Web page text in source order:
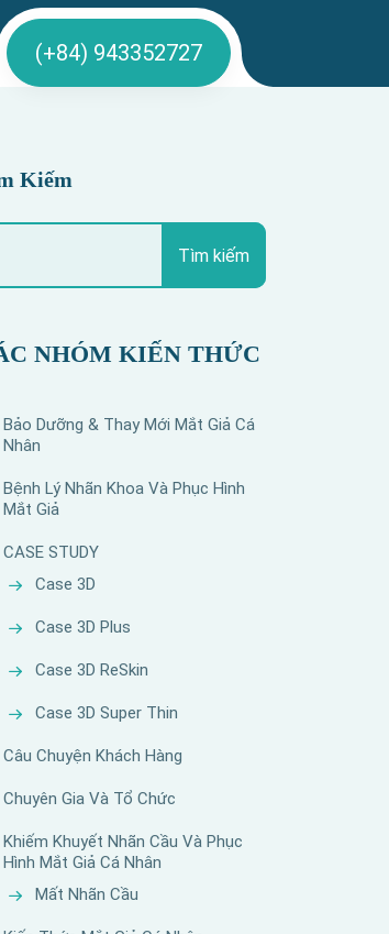
(+84) 943352727
Kiếm
Tìm kiếm
NHÓM KIẾN THỨC
Bảo Dưỡng & Thay Mới Mắt Giả Cá
Nhân
Bệnh Lý Nhãn Khoa Và Phục Hình
Mắt Giả
CASE STUDY
Case 3D
Case 3D Plus
Case 3D ReSkin
Case 3D Super Thin
Câu Chuyện Khách Hàng
Chuyên Gia Và Tổ Chức
Khiếm Khuyết Nhãn Cầu Và Phục
Hình Mắt Giả Cá Nhân
Mất Nhãn Cầu